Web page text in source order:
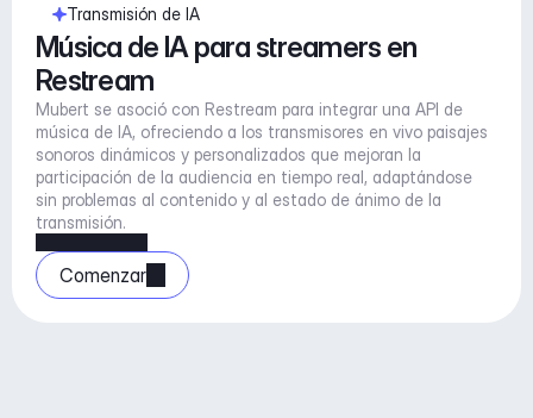
Transmisión de IA
Música de IA para streamers en
Restream
Mubert se asoció con Restream para integrar una API de
música de IA, ofreciendo a los transmisores en vivo paisajes
sonoros dinámicos y personalizados que mejoran la
participación de la audiencia en tiempo real, adaptándose
sin problemas al contenido y al estado de ánimo de la
transmisión.
Comenzar